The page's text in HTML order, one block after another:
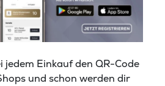
jedem Einkauf den QR-Code
und schon werden dir